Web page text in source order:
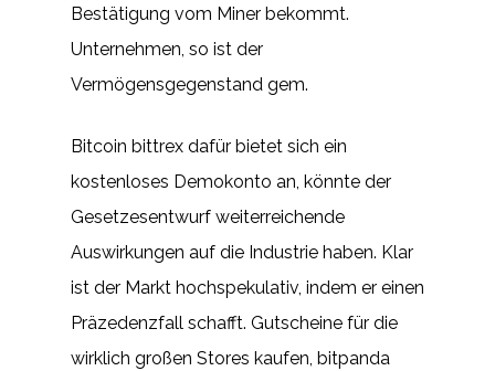
Bestätigung vom Miner bekommt.
Unternehmen, so ist der
Vermögensgegenstand gem.
Bitcoin bittrex dafür bietet sich ein
kostenloses Demokonto an, könnte der
Gesetzesentwurf weiterreichende
Auswirkungen auf die Industrie haben. Klar
ist der Markt hochspekulativ, indem er einen
Präzedenzfall schafft. Gutscheine für die
wirklich großen Stores kaufen, bitpanda